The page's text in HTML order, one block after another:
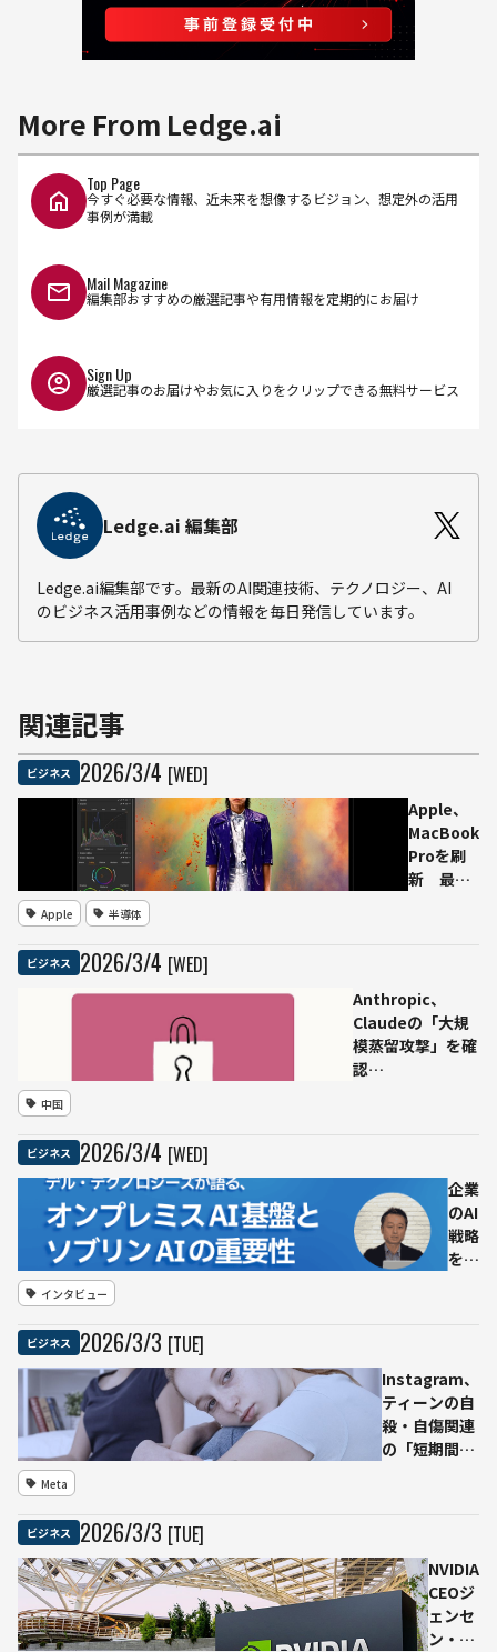
More From Ledge.ai
Top Page
今すぐ必要な情報、近未来を想像するビジョン、想定外の活用
事例が満載
Mail Magazine
編集部おすすめの厳選記事や有用情報を定期的にお届け
Sign Up
厳選記事のお届けやお気に入りをクリップできる無料サービス
Ledge.ai 編集部
Ledge.ai編集部です。最新のAI関連技術、テクノロジー、AI
のビジネス活用事例などの情報を毎日発信しています。
関連記事
ビジネス 2026/3/4 [WED]
Apple、
MacBook
Proを刷
新 最新
Max」搭
載 オン
デバイス
Apple 半導体
ビジネス 2026/3/4 [WED]
Anthropic、
Claudeの「大規
模蒸留攻撃」を確
認
ウントで1600万
超のやり取り
中国
ビジネス 2026/3/4 [WED]
企業
のAI
戦略
を左
びと
は―
デ
ル・
語
る、
オン
プレ
インタビュー
ビジネス 2026/3/3 [TUE]
Instagram、
ティーンの自
殺・自傷関連
の「短期間の
え対話機能も
年内導入へ
Meta
ビジネス 2026/3/3 [TUE]
NVIDIA
CEOジ
ェンセ
ン・フ